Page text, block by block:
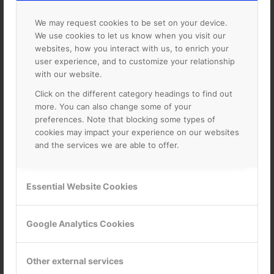
We may request cookies to be set on your device.
We use cookies to let us know when you visit our
websites, how you interact with us, to enrich your
user experience, and to customize your relationship
with our website.
Click on the different category headings to find out
more. You can also change some of your
preferences. Note that blocking some types of
cookies may impact your experience on our websites
and the services we are able to offer.
Essential Website Cookies
Google Analytics Cookies
Other external services
användandet av ett nytt Underbiträde genom att skriftligen
anmäla detta till Personuppgiftsbiträdet inom tio (10)
arbetsdagar efter mottagandet av Personuppgiftsbiträdets
meddelande. Om den Personuppgiftsansvarige har invänt
mot ett nytt Underbiträde, ska Personuppgiftsbiträdet
tjänsten för den Personuppgiftsansvarige eller
rekommendera en kommersiellt rimlig ändring av
användandet av Tjänsten för att undvika att det nya
Underbiträdet behandlar personuppgifter, utan att det blir
en oskälig belastning för den Personuppgiftsansvarige. Om
trettio (30) dagar, kan den Personuppgiftsansvarige säga
Personuppgiftsbiträdet utan användandet av det nya
9.4För att den Personuppgiftsansvarige ska kunna invända